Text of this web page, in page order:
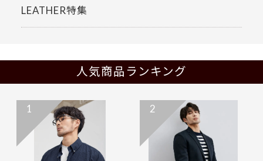
LEATHER特集
人気商品ランキング
1 2